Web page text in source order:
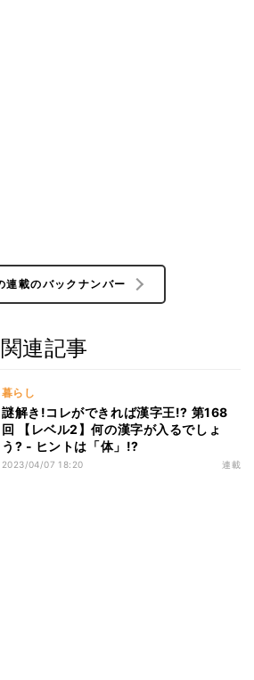
連載のバックナンバー
連記事
暮らし
謎解き!コレができれば漢字王!? 第168
回 【レベル2】何の漢字が入るでしょ
う? - ヒントは「体」!?
2023/04/07 18:20 連載